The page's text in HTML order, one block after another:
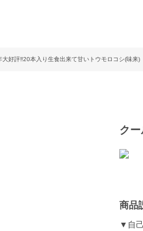
大好評‼20本入り生食出来て甘いトウモロコシ(味来)
ク
商品
▼自